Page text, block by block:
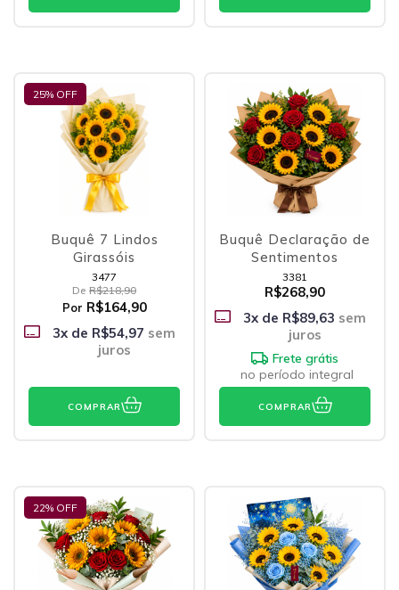
25% OFF
Buquê 7 Lindos
Girassóis
3477
De R$218,90
Por R$164,90
3x de R$54,97 sem
juros
COMPRAR
Buquê Declaração de
Sentimentos
3381
R$268,90
3x de R$89,63 sem
juros
Frete grátis
no período integral
COMPRAR
22% OFF